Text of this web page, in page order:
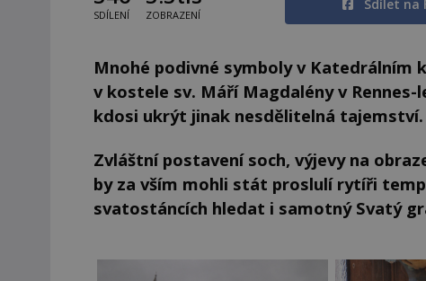
SDÍLENÍ ZOBRAZENÍ
Sdílet na
Mnohé podivné symboly v Katedrálním
v kostele sv. Máří Magdalény v Rennes-
kdosi ukrýt jinak nesdělitelná tajemství.
Zvláštní postavení soch, výjevy na
by za vším mohli stát proslulí rytíři
svatostáncích hledat i samotný Svatý